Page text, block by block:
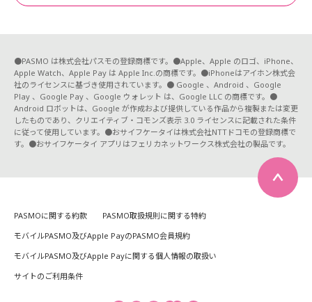
●PASMO は株式会社パスモの登録商標です。●Apple、Apple のロゴ、iPhone、
Apple Watch、Apple Pay は Apple Inc.の商標です。●iPhoneはアイホン株式会
社のライセンスに基づき使用されています。● Google 、Android 、Google
Play 、Google Pay 、Google ウォレット は、Google LLC の商標です。●
Android ロボットは、Google が作成および提供している作品から複製または変更
したものであり、クリエイティブ・コモンズ表示 3.0 ライセンスに記載された条件
に従って使用しています。●おサイフケータイは株式会社NTTドコモの登録商標で
す。●おサイフケータイ アプリはフェリカネットワークス株式会社の製品です。
PASMOに関する約款
PASMO取扱規則に関する特約
モバイルPASMO及びApple PayのPASMO会員規約
モバイルPASMO及びApple Payに関する個人情報の取扱い
サイトのご利用条件